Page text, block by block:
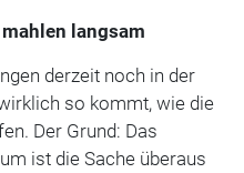
langsam
derzeit noch in der
so kommt, wie die
Der Grund: Das
ist die Sache überaus